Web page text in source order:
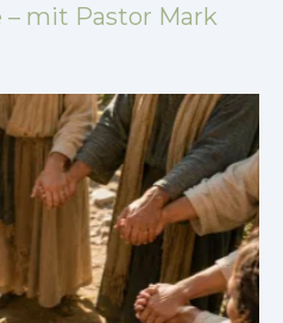
– mit Pastor Mark